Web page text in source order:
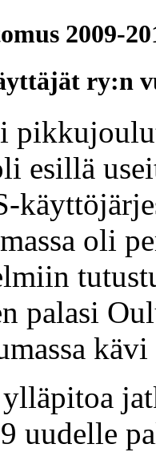
2009-
ry:n
esillä
oli
palasi
uudelle